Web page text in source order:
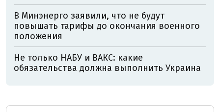
В Минэнерго заявили, что не будут
повышать тарифы до окончания военного
положения
Не только НАБУ и ВАКС: какие
обязательства должна выполнить Украина